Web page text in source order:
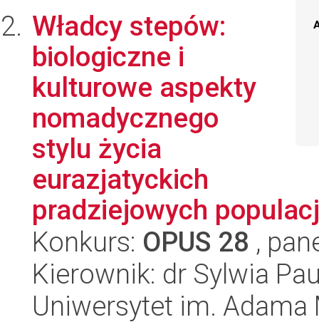
Władcy stepów:
biologiczne i
kulturowe aspekty
nomadycznego
stylu życia
eurazjatyckich
pradziejowych
Konkurs: OPUS 28 ,
Kierownik: dr Sylwia
Uniwersytet im.